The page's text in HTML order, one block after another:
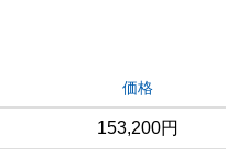
価格
153,200円